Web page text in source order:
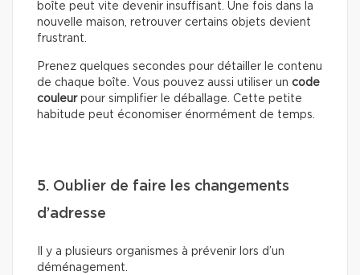
boîte peut vite devenir insuffisant. Une fois dans la
nouvelle maison, retrouver certains objets devient
frustrant.
Prenez quelques secondes pour détailler le contenu
de chaque boîte. Vous pouvez aussi utiliser un code
couleurpour simplifier le déballage. Cette petite
habitude peut économiser énormément de temps.
5. Oublier de faire les changements
d’adresse
Il y a plusieurs organismes à prévenir lors d’un
déménagement.